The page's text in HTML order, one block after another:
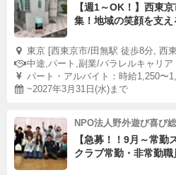
【週1～OK！】西東
集！地域の笑顔を支え
東京 [西東京市/田無駅 徒歩8分, 西
中途,パート,副業/パラレルキャリア
パート・アルバイト：時給1,250〜
~2027年3月31日(水)まで
NPO法人野外遊び喜び
【急募！！9月～常勤
クラブ常勤・非常勤職